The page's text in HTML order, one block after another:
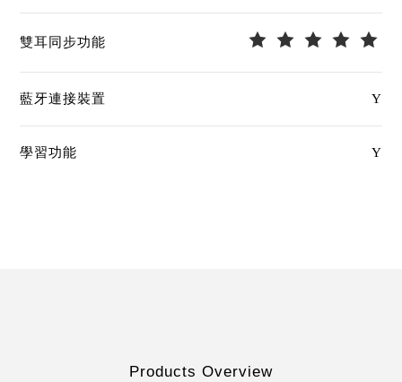
雙耳同步功能
藍牙連接裝置 Y
學習功能 Y
Products Overview